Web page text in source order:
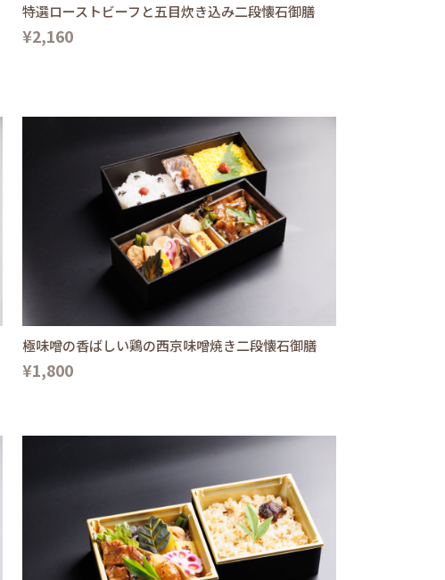
特選ローストビーフと五目炊き込み二段懐石御膳
¥2,160
極味噌の香ばしい鶏の西京味噌焼き二段懐石御膳
¥1,800